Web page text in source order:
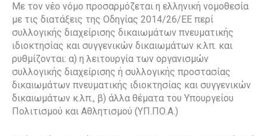
Με τον νέο νόμο προσαρμόζεται η ελληνική νομοθεσία
με τις διατάξεις της Οδηγίας 2014/26/ΕΕ περί
συλλογικής διαχείρισης δικαιωμάτων πνευματικής
ιδιοκτησίας και συγγενικών δικαιωμάτων κ.λπ. και
ρυθμίζονται: α) η λειτουργία των οργανισμών
συλλογικής διαχείρισης ή συλλογικής προστασίας
δικαιωμάτων πνευματικής ιδιοκτησίας και συγγενικών
δικαιωμάτων κ.λπ., β) άλλα θέματα του Υπουργείου
Πολιτισμού και Αθλητισμού (ΥΠ.ΠΟ.Α.)